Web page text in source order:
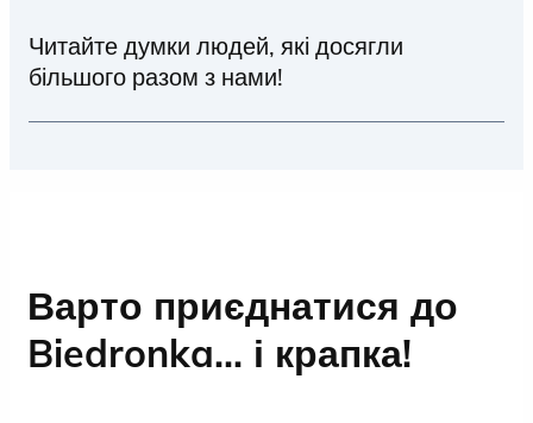
Читайте думки людей, які досягли
більшого разом з нами!
Варто приєднатися до
Biedronka... і крапка!